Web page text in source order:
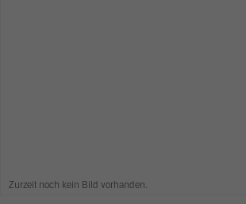
Zurzeit noch kein Bild vorhanden.